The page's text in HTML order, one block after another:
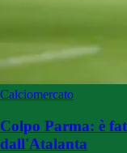
Calciomercato
Colpo Parma: è
dall'Atalanta